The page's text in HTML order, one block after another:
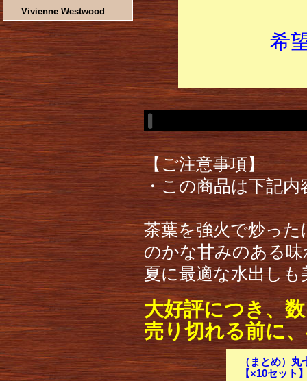
Vivienne Westwood
希
【ご注意事項】
・この商品は下記
茶葉を強火で炒っ
のかな甘みのある
夏に最適な水出し
大好評につき、
売り切れる前に
（まとめ）
【×10セット